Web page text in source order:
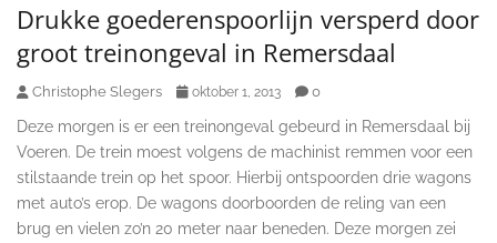
Drukke goederenspoorlijn versperd door
groot treinongeval in Remersdaal
Christophe Slegers oktober 1, 2013 0
Deze morgen is er een treinongeval gebeurd in Remersdaal bij
Voeren. De trein moest volgens de machinist remmen voor een
stilstaande trein op het spoor. Hierbij ontspoorden drie wagons
met auto’s erop. De wagons doorboorden de reling van een
brug en vielen zo’n 20 meter naar beneden. Deze morgen zei